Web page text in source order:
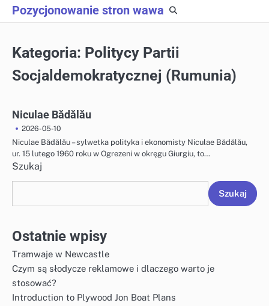
Skip
to
Pozycjonowanie stron wawa
Kategoria: Politycy Partii
Socjaldemokratycznej (Rumunia)
Niculae Bădălău
2026-05-10
Niculae Bădălău – sylwetka polityka i ekonomisty Niculae Bădălău,
ur. 15 lutego 1960 roku w Ogrezeni w okręgu Giurgiu, to…
Szukaj
Szukaj
Ostatnie wpisy
Tramwaje w Newcastle
Czym są słodycze reklamowe i dlaczego warto je
stosować?
Introduction to Plywood Jon Boat Plans